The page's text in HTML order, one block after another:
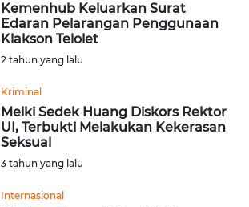
Kemenhub Keluarkan Surat
Edaran Pelarangan Penggunaan
Klakson Telolet
2 tahun yang lalu
Kriminal
Melki Sedek Huang Diskors Rektor
UI, Terbukti Melakukan Kekerasan
Seksual
3 tahun yang lalu
Internasional